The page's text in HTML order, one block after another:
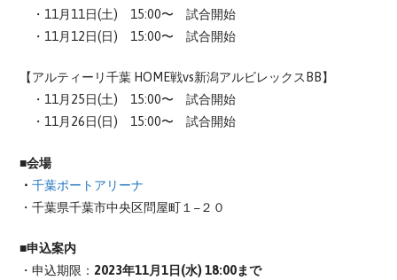
・11月11日(土) 15:00〜 試合開始
・11月12日(日) 15:00〜 試合開始
【アルティーリ千葉 HOME戦vs新潟アルビレックスBB】
・11月25日(土) 15:00〜 試合開始
・11月26日(日) 15:00〜 試合開始
■会場
・千葉ポートアリーナ
・千葉県千葉市中央区問屋町１−２０
■申込案内
・申込期限：2023年11月1日(水) 18:00まで